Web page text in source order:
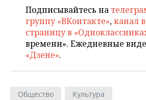
Подписывайтесь на
группу «ВКонтакте»,канал
страницу в
времени». Ежедневные
«Дзене».
Общество Культура